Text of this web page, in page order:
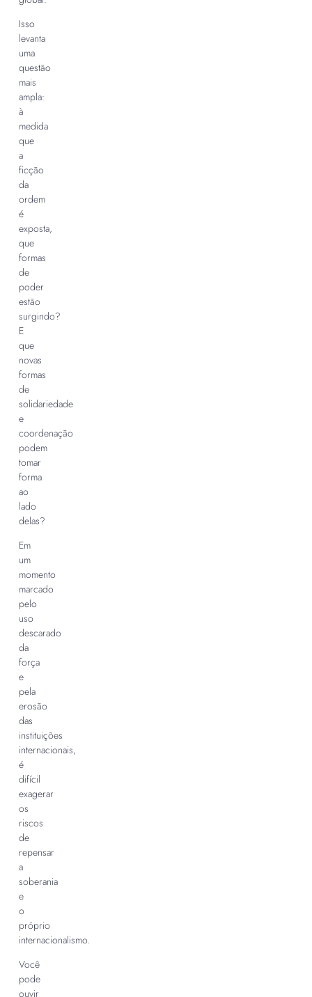
Isso
levanta
uma
questão
mais
ampla:
à
medida
que
a
ficção
da
ordem
é
exposta,
que
formas
de
poder
estão
surgindo?
E
que
novas
formas
de
solidariedade
e
coordenação
podem
tomar
forma
ao
lado
delas?
Em
um
momento
marcado
pelo
uso
descarado
da
força
e
pela
erosão
das
instituições
internacionais,
é
difícil
exagerar
os
riscos
de
repensar
a
soberania
e
o
próprio
internacionalismo.
Você
pode
ouvir